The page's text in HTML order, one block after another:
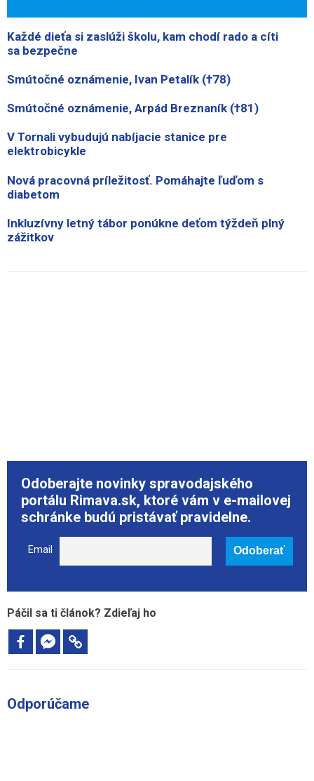
Každé dieťa si zaslúži školu, kam chodí rado a cíti
sa bezpečne
Smútočné oznámenie, Ivan Petalík (†78)
Smútočné oznámenie, Arpád Breznaník (†81)
V Tornali vybudujú nabíjacie stanice pre
elektrobicykle
Nová pracovná príležitosť. Pomáhajte ľuďom s
diabetom
Inkluzívny letný tábor ponúkne deťom týždeň plný
zážitkov
Odoberajte novinky spravodajského
portálu Rimava.sk, ktoré vám v e-mailovej
schránke budú pristávať pravidelne.
Email
Páčil sa ti článok? Zdieľaj ho
Odporúčame